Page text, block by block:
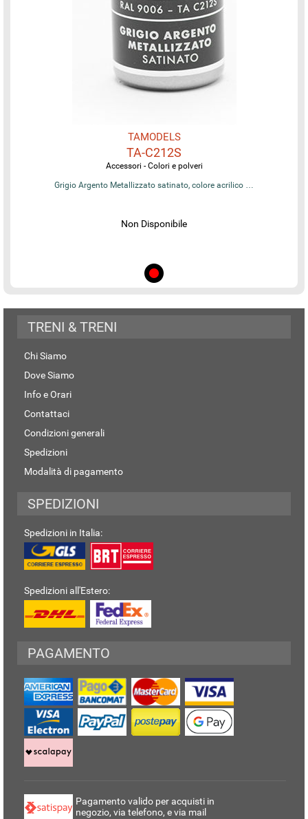
TAMODELS
TA-C212S
Accessori - Colori e polveri
Grigio Argento Metallizzato satinato, colore acrilico …
Non Disponibile
TRENI & TRENI
Chi Siamo
Dove Siamo
Info e Orari
Contattaci
Condizioni generali
Spedizioni
Modalità di pagamento
SPEDIZIONI
Spedizioni in Italia:
Spedizioni all'Estero:
PAGAMENTO
Pagamento valido per acquisti in
negozio, via telefono, e via mail